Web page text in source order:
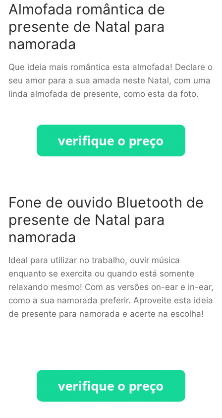
Almofada romântica de
presente de Natal para
namorada
Que ideia mais romântica esta almofada! Declare o
seu amor para a sua amada neste Natal, com uma
linda almofada de presente, como esta da foto.
Fone de ouvido Bluetooth de
presente de Natal para
namorada
Ideal para utilizar no trabalho, ouvir música
enquanto se exercita ou quando está somente
relaxando mesmo! Com as versões on-ear e in-ear,
como a sua namorada preferir. Aproveite esta ideia
de presente para namorada e acerte na escolha!